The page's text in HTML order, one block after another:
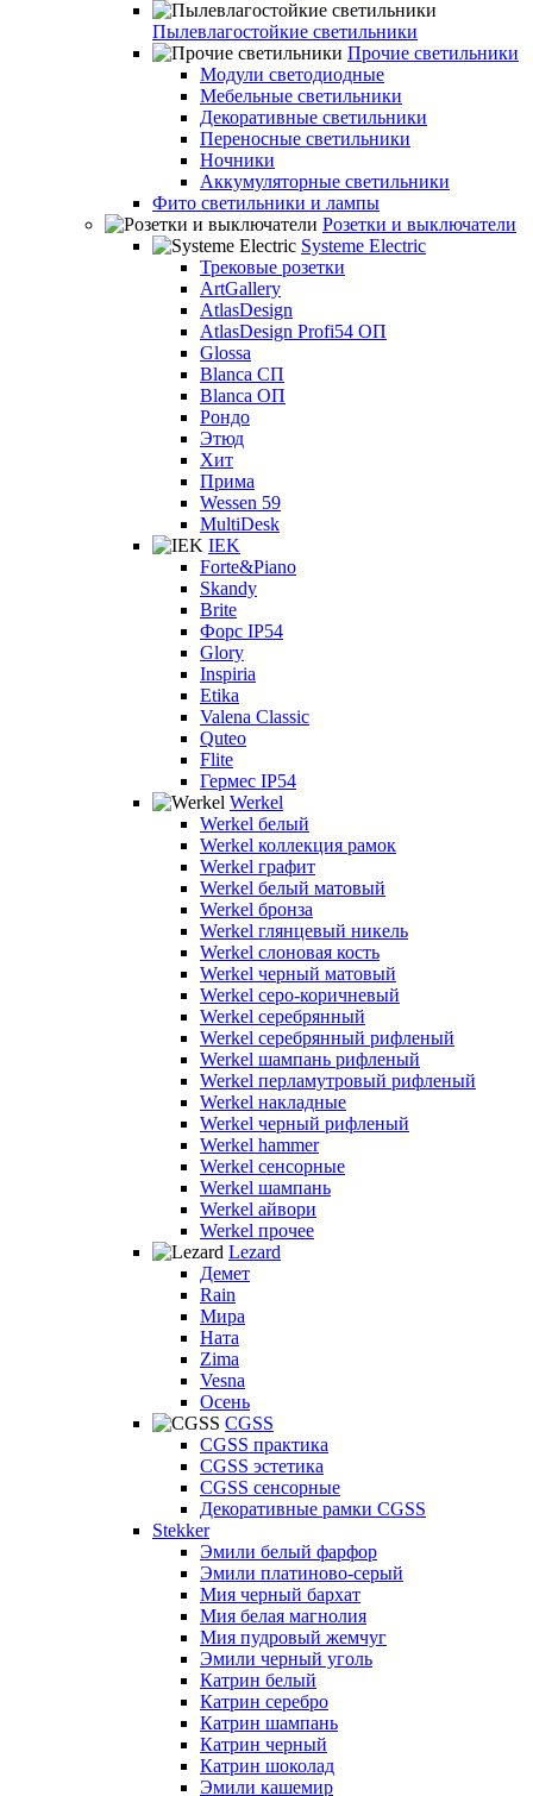
Пылевлагостойкие светильники
Прочие светильники
Модули светодиодные
Мебельные светильники
Декоративные светильники
Переносные светильники
Ночники
Аккумуляторные светильники
Фито светильники и лампы
Розетки и выключатели
Systeme Electric
Трековые розетки
ArtGallery
AtlasDesign
AtlasDesign Profi54 ОП
Glossa
Blanca СП
Blanca ОП
Рондо
Этюд
Хит
Прима
Wessen 59
MultiDesk
IEK
Forte&Piano
Skandy
Brite
Форс IP54
Glory
Inspiria
Etika
Valena Classic
Quteo
Flite
Гермес IP54
Werkel
Werkel белый
Werkel коллекция рамок
Werkel графит
Werkel белый матовый
Werkel бронза
Werkel глянцевый никель
Werkel слоновая кость
Werkel черный матовый
Werkel серо-коричневый
Werkel серебрянный
Werkel серебрянный рифленый
Werkel шампань рифленый
Werkel перламутровый рифленый
Werkel накладные
Werkel черный рифленый
Werkel hammer
Werkel сенсорные
Werkel шампань
Werkel айвори
Werkel прочее
Lezard
Демет
Rain
Мира
Ната
Zima
Vesna
Осень
CGSS
CGSS практика
CGSS эстетика
CGSS сенсорные
Декоративные рамки CGSS
Stekker
Эмили белый фарфор
Эмили платиново-серый
Мия черный бархат
Мия белая магнолия
Мия пудровый жемчуг
Эмили черный уголь
Катрин белый
Катрин серебро
Катрин шампань
Катрин черный
Катрин шоколад
Эмили кашемир